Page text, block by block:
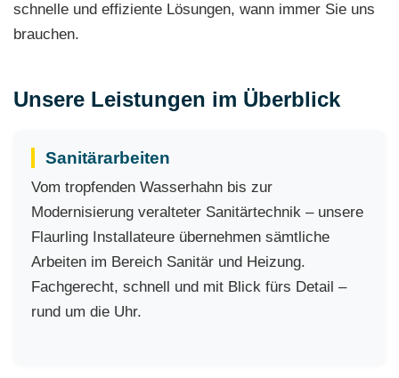
schnelle und effiziente Lösungen, wann immer Sie uns
brauchen.
Unsere Leistungen im Überblick
Sanitärarbeiten
Vom tropfenden Wasserhahn bis zur
Modernisierung veralteter Sanitärtechnik – unsere
Flaurling Installateure übernehmen sämtliche
Arbeiten im Bereich Sanitär und Heizung.
Fachgerecht, schnell und mit Blick fürs Detail –
rund um die Uhr.